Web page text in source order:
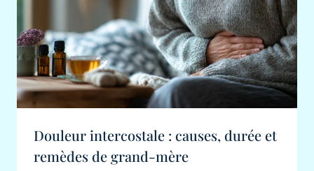
Douleur intercostale : causes, durée et
remèdes de grand-mère